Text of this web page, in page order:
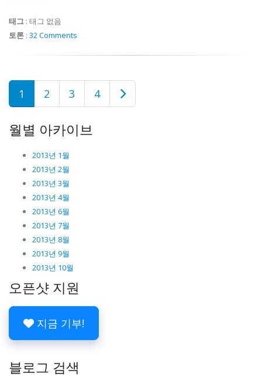
태그 : 태그 없음
토론 : 32 Comments
1 2 3 4
월별 아카이브
2013년 1월
2013년 2월
2013년 3월
2013년 4월
2013년 6월
2013년 7월
2013년 8월
2013년 9월
2013년 10월
오픈샷 지원
지금 기부!
블로그 검색